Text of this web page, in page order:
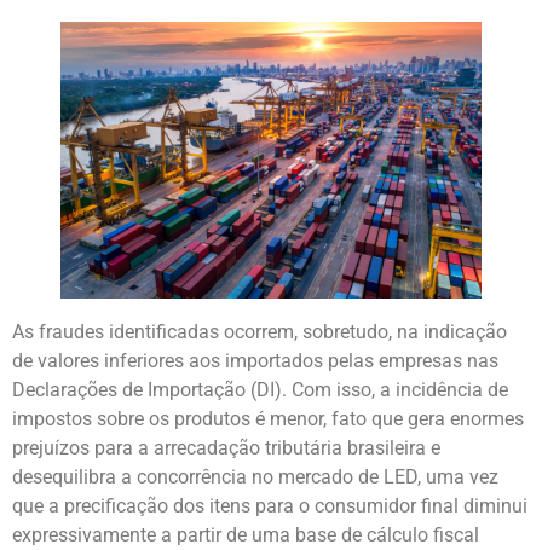
As fraudes identificadas ocorrem, sobretudo, na indicação
de valores inferiores aos importados pelas empresas nas
Declarações de Importação (DI). Com isso, a incidência de
impostos sobre os produtos é menor, fato que gera enormes
prejuízos para a arrecadação tributária brasileira e
desequilibra a concorrência no mercado de LED, uma vez
que a precificação dos itens para o consumidor final diminui
expressivamente a partir de uma base de cálculo fiscal